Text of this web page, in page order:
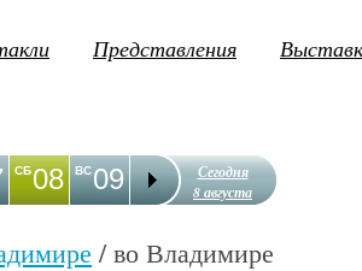
Представления
08
СБ 09
ВС 10
ПН 11
ВТ 12
СР
Сегодня
8 августа
/ во Владимире